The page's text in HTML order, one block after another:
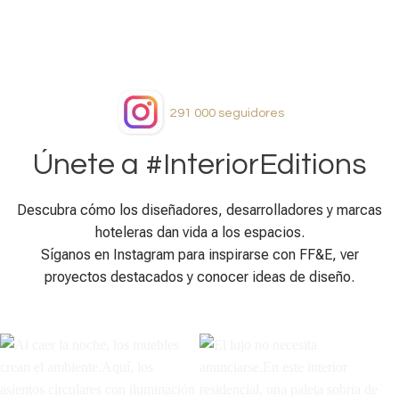
291 000 seguidores
Únete a #InteriorEditions
Descubra cómo los diseñadores, desarrolladores y marcas
hoteleras dan vida a los espacios.
Síganos en Instagram para inspirarse con FF&E, ver
proyectos destacados y conocer ideas de diseño.